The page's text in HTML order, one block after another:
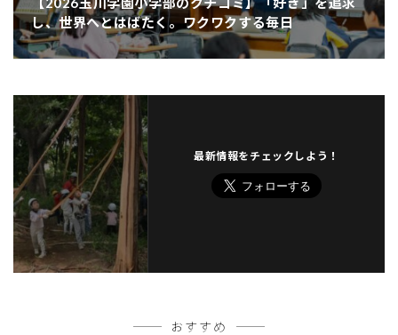
し、世界へとはばたく。ワクワクする毎日
最新情報をチェックしよう！
おすすめ